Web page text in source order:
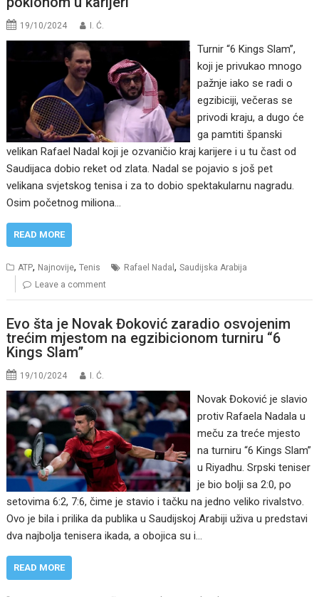
19/10/2024 I. Ć.
Turnir “6 Kings Slam”,
koji je privukao mnogo
pažnje iako se radi o
egzibiciji, večeras se
privodi kraju, a dugo će
ga pamtiti španski
velikan Rafael Nadal koji je ozvaničio kraj karijere i u tu čast od
Saudijaca dobio reket od zlata. Nadal se pojavio s još pet
velikana svjetskog tenisa i za to dobio spektakularnu nagradu.
Osim početnog miliona…
READ MORE
ATP, Najnovije,Tenis Rafael Nadal,Saudijska Arabija
Leave a comment
Evo šta je Novak Đoković zaradio osvojenim
trećim mjestom na egzibicionom turniru “6
Kings Slam”
19/10/2024 I. Ć.
Novak Đoković je slavio
protiv Rafaela Nadala u
meču za treće mjesto
na turniru “6 Kings Slam”
u Riyadhu. Srpski teniser
je bio bolji sa 2:0, po
setovima 6:2, 7:6, čime je stavio i tačku na jedno veliko rivalstvo.
Ovo je bila i prilika da publika u Saudijskoj Arabiji uživa u predstavi
dva najbolja tenisera ikada, a obojica su i…
READ MORE